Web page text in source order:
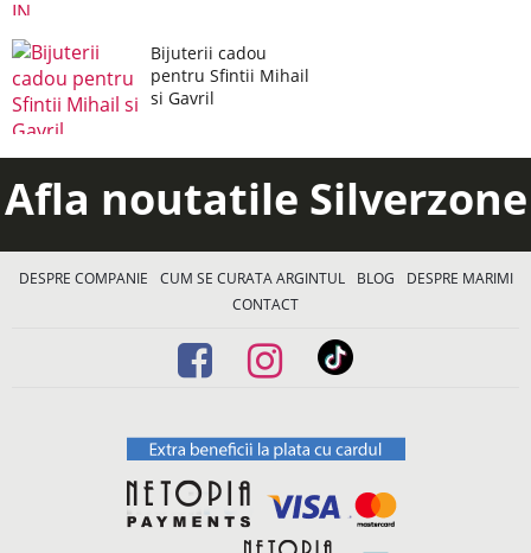
Bijuterii cadou
pentru Sfintii Mihail
si Gavril
Afla noutatile Silverzone
DESPRE COMPANIE CUM SE CURATA ARGINTUL BLOG
DESPRE MARIMI
CONTACT